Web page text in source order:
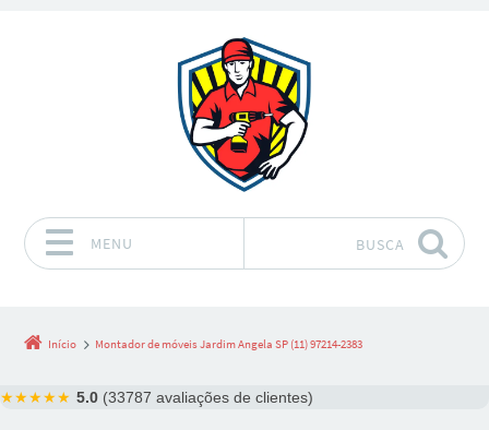
MENU BUSCA
Início Montador de móveis Jardim Angela SP (11) 97214-2383
★★★★★ 5.0 (33787 avaliações de clientes)